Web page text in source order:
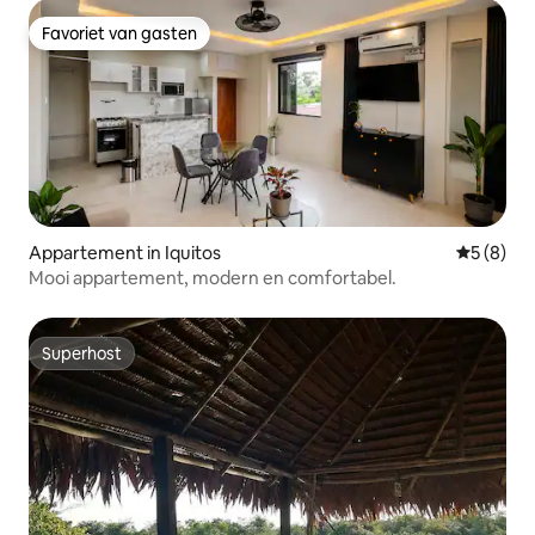
Favoriet van gasten
Favoriet van gasten
Appartement in Iquitos
5 (8)
Mooi appartement, modern en comfortabel.
Superhost
Superhost